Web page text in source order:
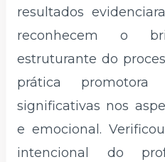
resultados
reconhecem o
estruturante do
prática promotora
significativas nos
e emocional.
intencional do